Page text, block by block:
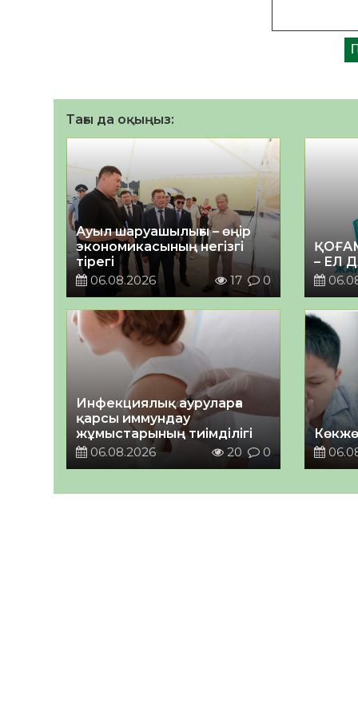
Тағы да оқыңыз:
Ауыл шаруашылығы – өңір
экономикасының негізгі
тірегі
06.08.2026
17 0
– ЕЛ
Инфекциялық ауруларға
қарсы иммундау
жұмыстарының тиімділігі
06.08.2026
20 0